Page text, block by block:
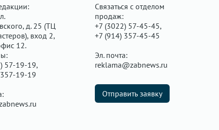
д. 25 (ТЦ
вход 2,
12.
57-19-19,
19-19
Связаться с отделом
продаж:
+7 (3022) 57-45-45,
+7 (914) 357-45-45
Эл. почта:
reklama@zabnews.ru
Отправить заявку